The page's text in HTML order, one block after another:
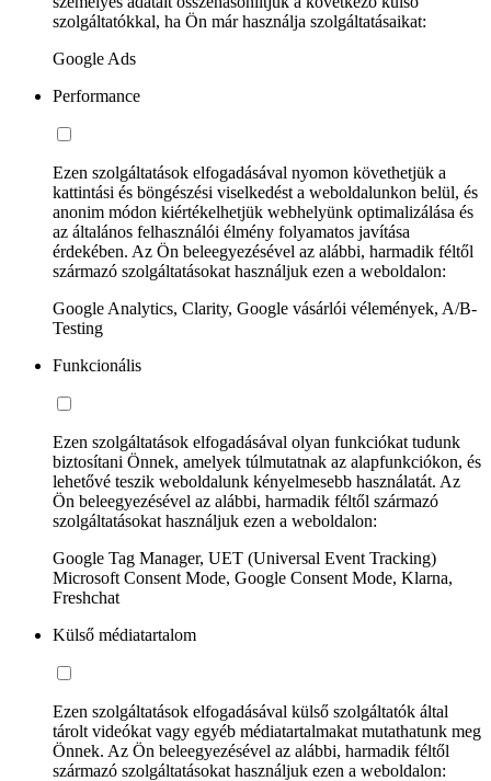
szolgáltatókkal, ha Ön már használja szolgáltatásaikat:
Google Ads
Performance
Ezen szolgáltatások elfogadásával nyomon követhetjük a
kattintási és böngészési viselkedést a weboldalunkon belül, és
anonim módon kiértékelhetjük webhelyünk optimalizálása és
az általános felhasználói élmény folyamatos javítása
érdekében. Az Ön beleegyezésével az alábbi, harmadik féltől
származó szolgáltatásokat használjuk ezen a weboldalon:
Google Analytics, Clarity, Google vásárlói vélemények, A/B-
Testing
Funkcionális
Ezen szolgáltatások elfogadásával olyan funkciókat tudunk
biztosítani Önnek, amelyek túlmutatnak az alapfunkciókon, és
lehetővé teszik weboldalunk kényelmesebb használatát. Az
Ön beleegyezésével az alábbi, harmadik féltől származó
szolgáltatásokat használjuk ezen a weboldalon:
Google Tag Manager, UET (Universal Event Tracking)
Microsoft Consent Mode, Google Consent Mode, Klarna,
Freshchat
Külső médiatartalom
Ezen szolgáltatások elfogadásával külső szolgáltatók által
tárolt videókat vagy egyéb médiatartalmakat mutathatunk meg
Önnek. Az Ön beleegyezésével az alábbi, harmadik féltől
származó szolgáltatásokat használjuk ezen a weboldalon: